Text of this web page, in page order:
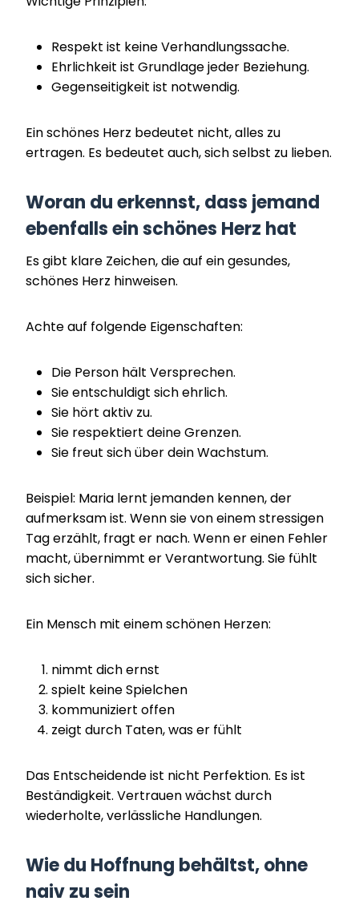
Respekt ist keine Verhandlungssache.
Ehrlichkeit ist Grundlage jeder Beziehung.
Gegenseitigkeit ist notwendig.
Ein schönes Herz bedeutet nicht, alles zu
ertragen. Es bedeutet auch, sich selbst zu lieben.
Woran du erkennst, dass jemand
ebenfalls ein schönes Herz hat
Es gibt klare Zeichen, die auf ein gesundes,
schönes Herz hinweisen.
Achte auf folgende Eigenschaften:
Die Person hält Versprechen.
Sie entschuldigt sich ehrlich.
Sie hört aktiv zu.
Sie respektiert deine Grenzen.
Sie freut sich über dein Wachstum.
Beispiel: Maria lernt jemanden kennen, der
aufmerksam ist. Wenn sie von einem stressigen
Tag erzählt, fragt er nach. Wenn er einen Fehler
macht, übernimmt er Verantwortung. Sie fühlt
sich sicher.
Ein Mensch mit einem schönen Herzen:
nimmt dich ernst
spielt keine Spielchen
kommuniziert offen
zeigt durch Taten, was er fühlt
Das Entscheidende ist nicht Perfektion. Es ist
Beständigkeit. Vertrauen wächst durch
wiederholte, verlässliche Handlungen.
Wie du Hoffnung behältst, ohne
naiv zu sein